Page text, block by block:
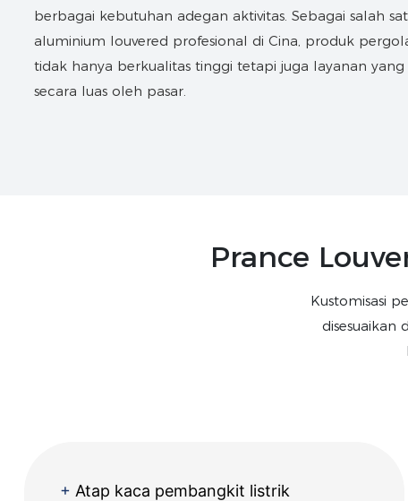
berbagai kebutuhan adegan aktivitas. Sebagai salah
aluminium louvered profesional di Cina, produk
tidak hanya berkualitas tinggi tetapi juga layanan yang
secara luas oleh pasar.
Prance
Kustomisasi
disesuaikan
+ Atap kaca pembangkit listrik